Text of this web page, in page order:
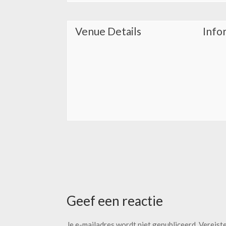
Venue Details
Geef een reactie